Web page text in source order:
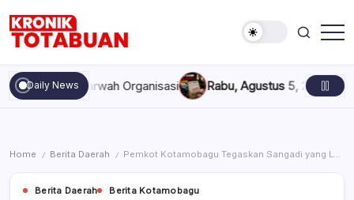
content
Totabuan
hari
ini
Kronik
Daily News
Marwah Organisasi Rabu, Agustus 5, 2026 , 11:44 AM
Home / Berita Daerah / Pemkot Kotamobagu Tegaskan Sangadi yang Langgar Aturan Terancam Diberhentikan
Berita Daerah Berita Kotamobagu